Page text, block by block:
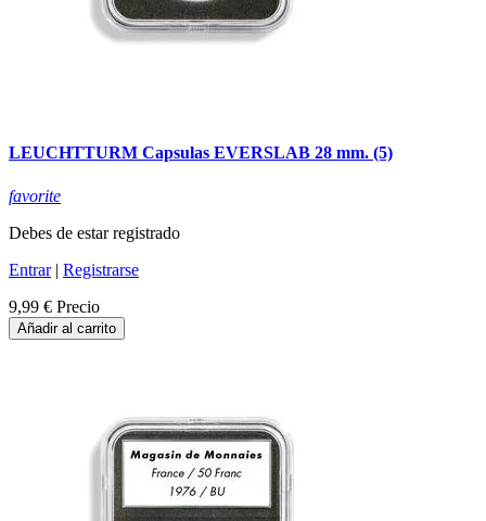
LEUCHTTURM Capsulas EVERSLAB 28 mm. (5)
favorite
Debes de estar registrado
Entrar| Registrarse
9,99 € Precio
Añadir al carrito